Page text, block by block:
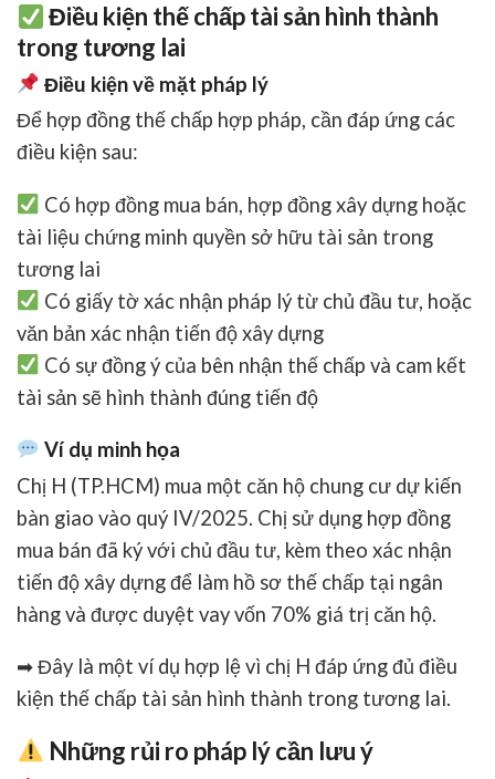
Điều kiện thế chấp tài sản hình thành
trong tương lai
Điều kiện về mặt pháp lý
Để hợp đồng thế chấp hợp pháp, cần đáp ứng các
điều kiện sau:
Có hợp đồng mua bán, hợp đồng xây dựng hoặc
tài liệu chứng minh quyền sở hữu tài sản trong
tương lai
Có giấy tờ xác nhận pháp lý từ chủ đầu tư, hoặc
văn bản xác nhận tiến độ xây dựng
Có sự đồng ý của bên nhận thế chấp và cam kết
tài sản sẽ hình thành đúng tiến độ
Ví dụ minh họa
Chị H (TP.HCM) mua một căn hộ chung cư dự kiến
bàn giao vào quý IV/2025. Chị sử dụng hợp đồng
mua bán đã ký với chủ đầu tư, kèm theo xác nhận
tiến độ xây dựng để làm hồ sơ thế chấp tại ngân
hàngvà được duyệt vay vốn 70% giá trị căn hộ.
➡ Đây là một ví dụ hợp lệ vì chị H đáp ứng đủ điều
kiện thế chấp tài sản hình thành trong tương lai.
Những rủi ro pháp lý cần lưu ý